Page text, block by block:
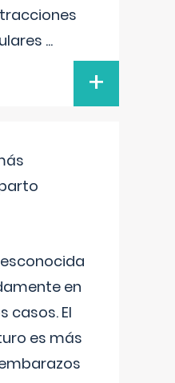
...
+
en
casos. El
es más